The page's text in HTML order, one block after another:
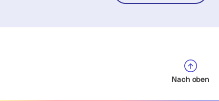
Nach oben